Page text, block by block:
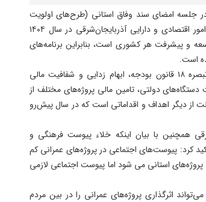
جلسه امضای سند وفاق استانی (طرح‌های اولویت
دارپیشران) با اشاره به اهداف مهم اداره کل امور اقتصادی و دارایی آذربایجان‌شرقی در سال ۱۴۰۴
و پیشرفت هر کشوری است، بنابراین برنامه‌های
است.
وی افزود: در حوزه‌های تسهیلات پرداختی تبصره ۱۸ قانون بودجه، ابهام زدایی و شفافیت مالی
دولتی، تامین مالی پروژه‌های مختلف از
دولت از دیگر اهداف و اقداماتی است که در سال پیش‌رو
همچنین با بیان اینکه خلاء پیوست فرهنگی و
کرد: پیوست‌های اجتماعی در پروژه‌های عمرانی کم
استانی می شود اما پیوست اجتماعی لازمی
اثرگذاری پروژه‌های عمرانی را در بین مردم